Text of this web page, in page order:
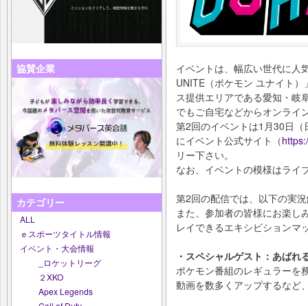
協賛企業
カテゴリー
ALL
ｅスポーツタイトル情報
イベント・大会情報
_ロケットリーグ
２XKO
Apex Legends
イベントは、幅広い世代に人
UNITE（ポケモン ユナイト
ス提供エリアである愛知・岐
でもご自宅などからオンライ
第2回のイベントは1月30日
にイベント公式サイト（
リー下さい。
なお、イベントの模様はライ
第2回の配信では、以下の実
また、参加者の皆様にお楽し
レイできるエキシビションマ
・スペシャルゲスト：あばれ
ポケモン番組のレギュラーを
動画を数多くアップするなど